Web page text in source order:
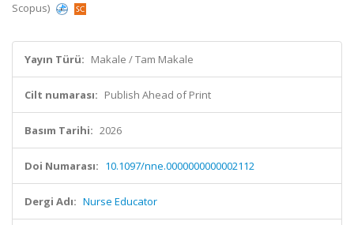
Scopus)
Yayın Türü: Makale / Tam Makale
Cilt numarası: Publish Ahead of Print
Basım Tarihi: 2026
Doi Numarası: 10.1097/nne.0000000000002112
Dergi Adı: Nurse Educator